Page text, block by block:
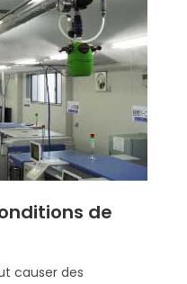
de
causer des